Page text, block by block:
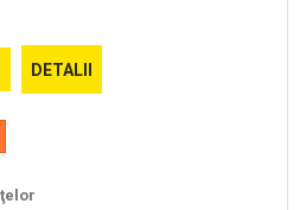
DETALII